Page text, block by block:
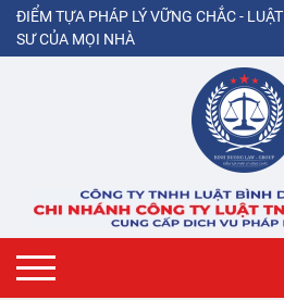
ĐIỂM TỰA PHÁP LÝ VỮNG CHẮC - LUẬT
SƯ CỦA MỌI NHÀ